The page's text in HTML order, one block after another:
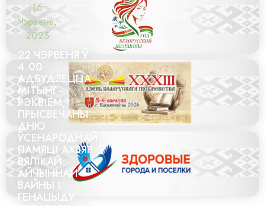
16
Чэрвень,
2025
22 ЧЭРВЕНЯ Ў
4.00
АДБУДЗЕЦЦА
МІТЫНГ-
РЭКВІЕМ,
ПРЫСВЕЧАНЫ
ДНЮ
ЎСЕНАРОДНАЙ
ПАМЯЦІ АХВЯР
ВЯЛІКАЙ
АЙЧЫННАЙ
ВАЙНЫ І
ГЕНАЦЫДУ